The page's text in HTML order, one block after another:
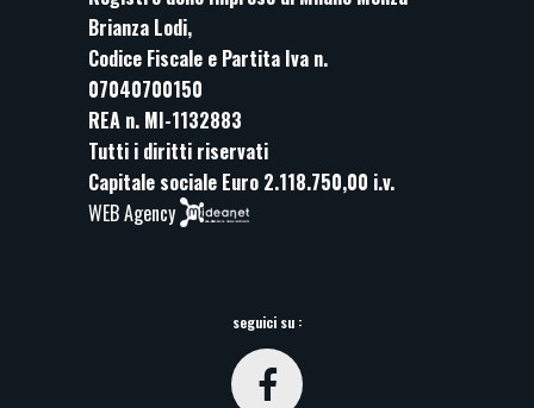
Brianza Lodi,
Codice Fiscale e Partita Iva n.
07040700150
REA n. MI-1132883
Tutti i diritti riservati
Capitale sociale Euro 2.118.750,00 i.v.
WEB Agency
seguici su :